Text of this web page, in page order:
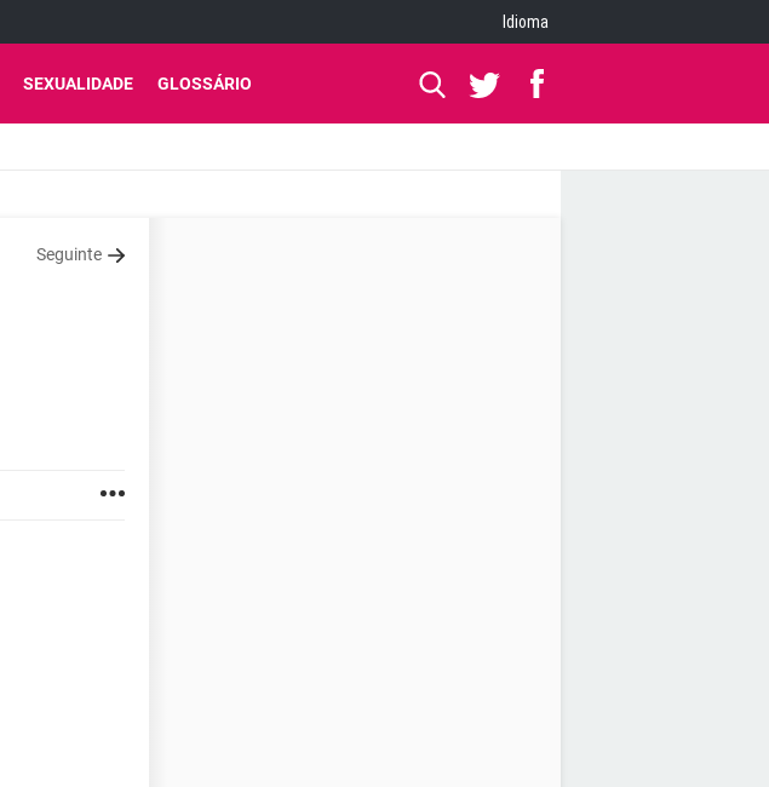
Idioma
SEXUALIDADE GLOSSÁRIO
Seguinte